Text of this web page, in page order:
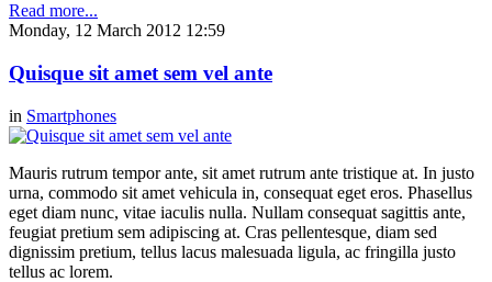
Read more...
Monday, 12 March 2012 12:59
Quisque sit amet sem vel ante
in Smartphones
Mauris rutrum tempor ante, sit amet rutrum ante tristique at. In justo
urna, commodo sit amet vehicula in, consequat eget eros. Phasellus
eget diam nunc, vitae iaculis nulla. Nullam consequat sagittis ante,
feugiat pretium sem adipiscing at. Cras pellentesque, diam sed
dignissim pretium, tellus lacus malesuada ligula, ac fringilla justo
tellus ac lorem.